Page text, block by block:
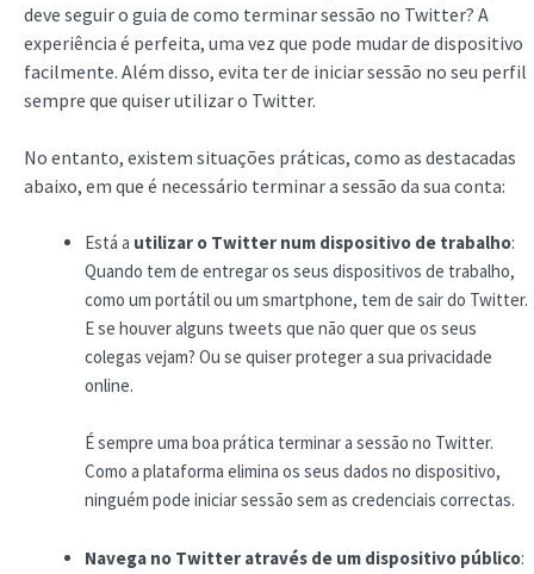
deve seguir o guia de como terminar sessão no Twitter? A
experiência é perfeita, uma vez que pode mudar de dispositivo
facilmente. Além disso, evita ter de iniciar sessão no seu perfil
sempre que quiser utilizar o Twitter.
No entanto, existem situações práticas, como as destacadas
abaixo, em que é necessário terminar a sessão da sua conta:
Está a utilizar o Twitter num dispositivo de trabalho:
Quando tem de entregar os seus dispositivos de trabalho,
como um portátil ou um smartphone, tem de sair do Twitter.
E se houver alguns tweets que não quer que os seus
colegas vejam? Ou se quiser proteger a sua privacidade
online.
É sempre uma boa prática terminar a sessão no Twitter.
Como a plataforma elimina os seus dados no dispositivo,
ninguém pode iniciar sessão sem as credenciais correctas.
Navega no Twitter através de um dispositivo público: